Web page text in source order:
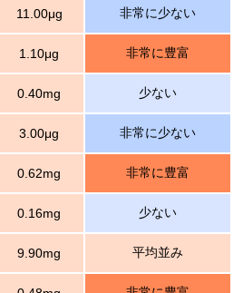
11.00μg 非常に少ない
1.10μg 非常に豊富
0.40mg 少ない
3.00μg 非常に少ない
0.62mg 非常に豊富
0.16mg 少ない
9.90mg 平均並み